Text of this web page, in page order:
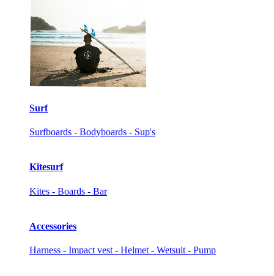
Surf
Surfboards - Bodyboards - Sup's
Kitesurf
Kites - Boards - Bar
Accessories
Harness - Impact vest - Helmet - Wetsuit - Pump